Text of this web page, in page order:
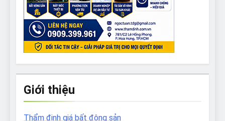
Giới thiệu
Thẩm định giá bất động sản